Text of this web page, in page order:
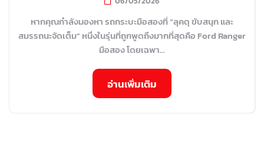
หากคุณกำลังมองหา รถกระบะมือสองที่ “ลุคดุ ขับสนุก และ
สมรรถนะจัดเต็ม” หนึ่งในรุ่นที่ถูกพูดถึงมากที่สุดคือ Ford Ranger
มือสอง โดยเฉพา...
อ่านเพิ่มเติม